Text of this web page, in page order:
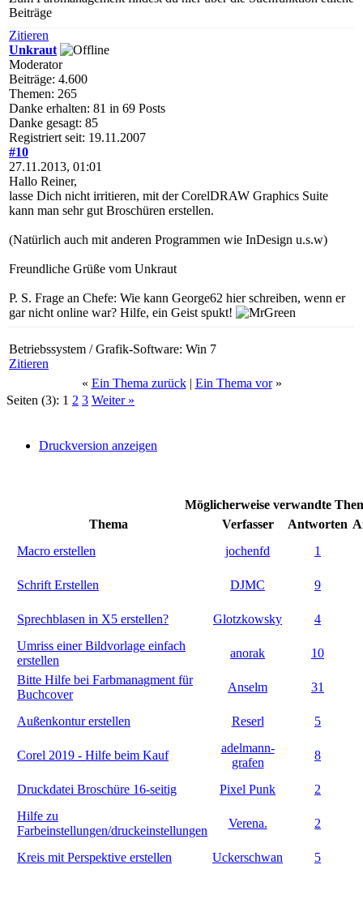
Beiträge
Zitieren
Unkraut
Moderator
Beiträge: 4.600
Themen: 265
Danke erhalten: 81 in 69 Posts
Danke gesagt: 85
Registriert seit: 19.11.2007
#10
27.11.2013, 01:01
Hallo Reiner,
lasse Dich nicht irritieren, mit der CorelDRAW Graphics Suite
kann man sehr gut Broschüren erstellen.
(Natürlich auch mit anderen Programmen wie InDesign u.s.w)
Freundliche Grüße vom Unkraut
P. S. Frage an Chefe: Wie kann George62 hier schreiben, wenn er
gar nicht online war? Hilfe, ein Geist spukt!
Betriebssystem / Grafik-Software: Win 7
Zitieren
« Ein Thema zurück| Ein Thema vor»
Seiten (3): 1 2 3 Weiter »
Druckversion anzeigen
Möglicherweise verwandte
Thema
Verfasser Antworten
Macro erstellen
jochenfd 1
Schrift Erstellen DJMC 9
Sprechblasen in X5 erstellen? Glotzkowsky
4
Umriss einer Bildvorlage einfach
erstellen
anorak
10
Bitte Hilfe bei Farbmanagment für
Buchcover
Anselm 31
Außenkontur erstellen Reserl 5
Corel 2019 - Hilfe beim Kauf
adelmann-
grafen
8
Druckdatei Broschüre 16-seitig Pixel Punk
2
Hilfe zu
Farbeinstellungen/druckeinstellungen
Verena. 2
Kreis mit Perspektive erstellen Uckerschwan 5